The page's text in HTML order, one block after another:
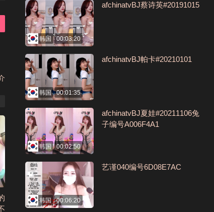
韩国 00:03:20
afchinatvBJ蔡诗英#20191015
韩国 00:01:35
afchinatvBJ帕卡#20210101
韩国 00:02:50
afchinatvBJ夏娃#20211106兔
子编号A006F4A1
韩国 00:06:20
艺谨040编号6D08E7AC